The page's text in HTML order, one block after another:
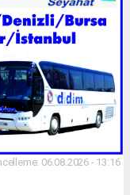
06.08.2026 - 13:16